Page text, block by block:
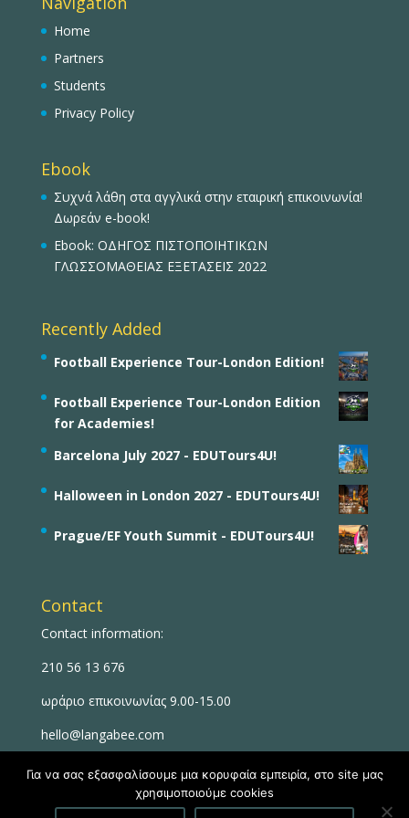
Home
Partners
Students
Privacy Policy
Ebook
Συχνά λάθη στα αγγλικά στην εταιρική επικοινωνία!
Δωρεάν e-book!
Ebook: ΟΔΗΓΟΣ ΠΙΣΤΟΠΟΙΗΤΙΚΩΝ
ΓΛΩΣΣΟΜΑΘΕΙΑΣ ΕΞΕΤΑΣΕΙΣ 2022
Recently Added
Football Experience Tour-London Edition!
Football Experience Tour-London Edition
for Academies!
Barcelona July 2027 - EDUTours4U!
Halloween in London 2027 - EDUTours4U!
Prague/EF Youth Summit - EDUTours4U!
Contact
Contact information:
210 56 13 676
ωράριο επικοινωνίας 9.00-15.00
hello@langabee.com
Για να σας εξασφαλίσουμε μια κορυφαία εμπειρία, στο site μας
χρησιμοποιούμε cookies